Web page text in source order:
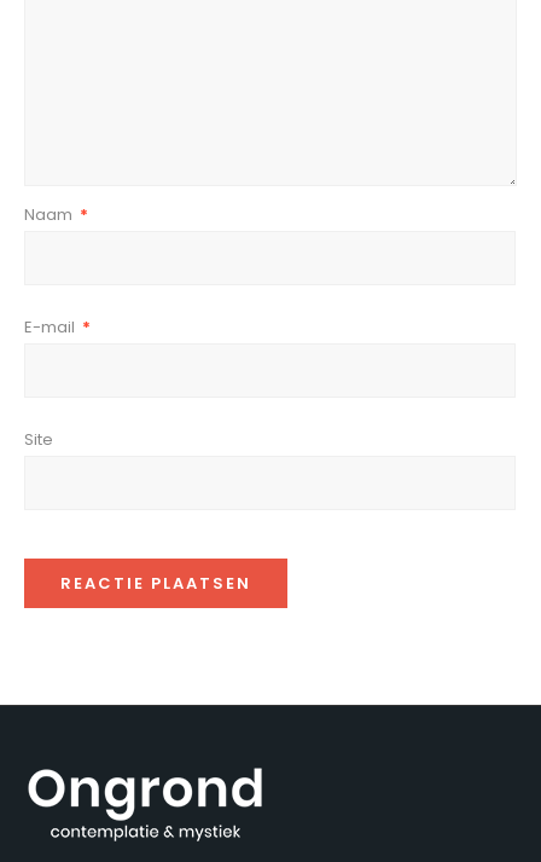
Naam *
E-mail *
Site